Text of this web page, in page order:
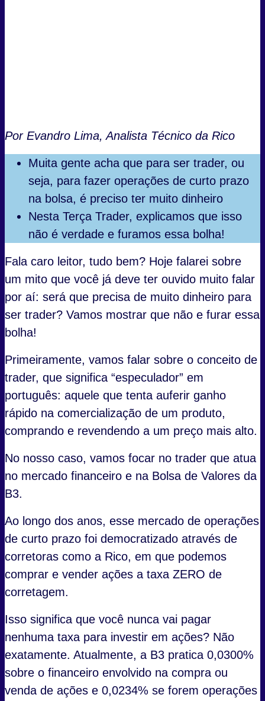
Por Evandro Lima, Analista Técnico da Rico
Muita gente acha que para ser trader, ou
seja, para fazer operações de curto prazo
na bolsa, é preciso ter muito dinheiro
Nesta Terça Trader, explicamos que isso
não é verdade e furamos essa bolha!
Fala caro leitor, tudo bem? Hoje falarei sobre
um mito que você já deve ter ouvido muito falar
por aí: será que precisa de muito dinheiro para
ser trader? Vamos mostrar que não e furar essa
bolha!
Primeiramente, vamos falar sobre o conceito de
trader, que significa “especulador” em
português: aquele que tenta auferir ganho
rápido na comercialização de um produto,
comprando e revendendo a um preço mais alto.
No nosso caso, vamos focar no trader que atua
no mercado financeiro e na Bolsa de Valores da
B3.
Ao longo dos anos, esse mercado de operações
de curto prazo foi democratizado através de
corretoras como a Rico, em que podemos
comprar e vender ações a taxa ZERO de
corretagem.
Isso significa que você nunca vai pagar
nenhuma taxa para investir em ações? Não
exatamente. Atualmente, a B3 pratica 0,0300%
sobre o financeiro envolvido na compra ou
venda de ações e 0,0234% se forem operações